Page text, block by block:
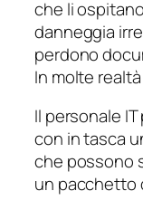
che li
danneggia
perdono
In molte
Il personale
con in tasca
che possono
un pacchetto